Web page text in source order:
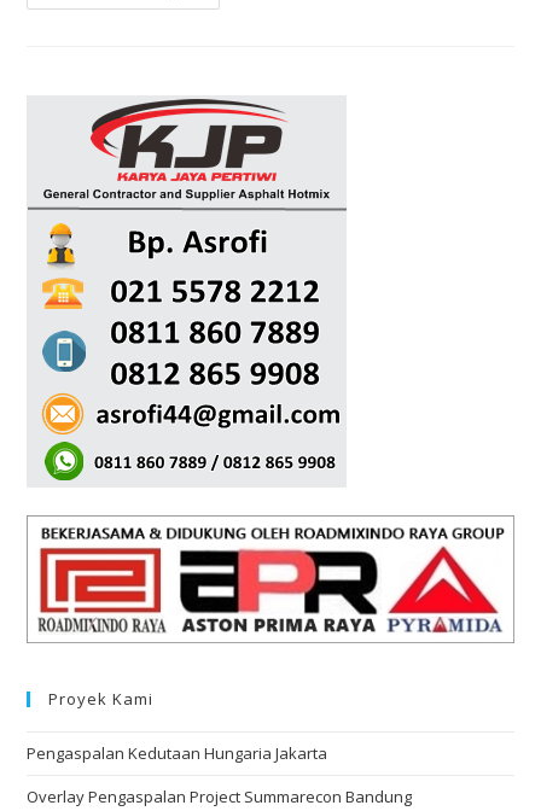
Proyek Kami
Pengaspalan Kedutaan Hungaria Jakarta
Overlay Pengaspalan Project Summarecon Bandung